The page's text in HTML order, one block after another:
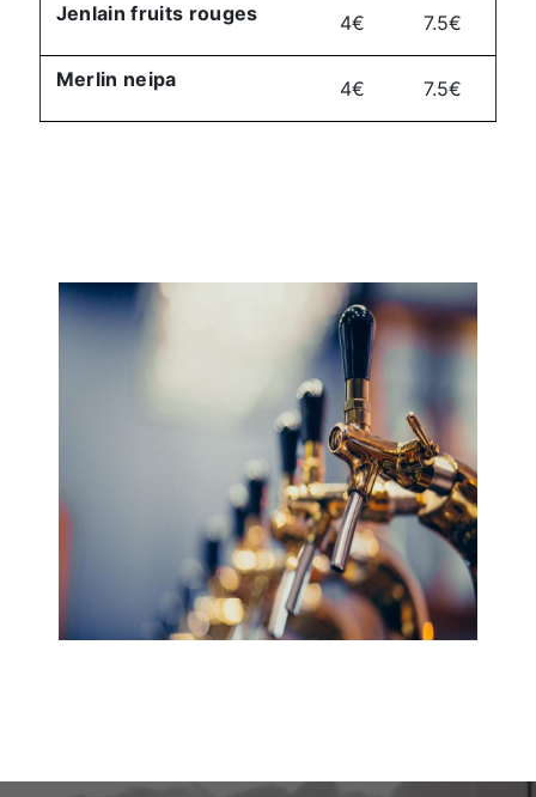
Jenlain fruits rouges 4€ 7.5€
Merlin neipa 4€ 7.5€